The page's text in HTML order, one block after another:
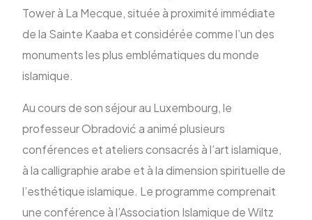
Tower à La Mecque, située à proximité immédiate
de la Sainte Kaaba et considérée comme l’un des
monuments les plus emblématiques du monde
islamique.
Au cours de son séjour au Luxembourg, le
professeur Obradović a animé plusieurs
conférences et ateliers consacrés à l’art islamique,
à la calligraphie arabe et à la dimension spirituelle de
l’esthétique islamique. Le programme comprenait
une conférence à l’Association Islamique de Wiltz